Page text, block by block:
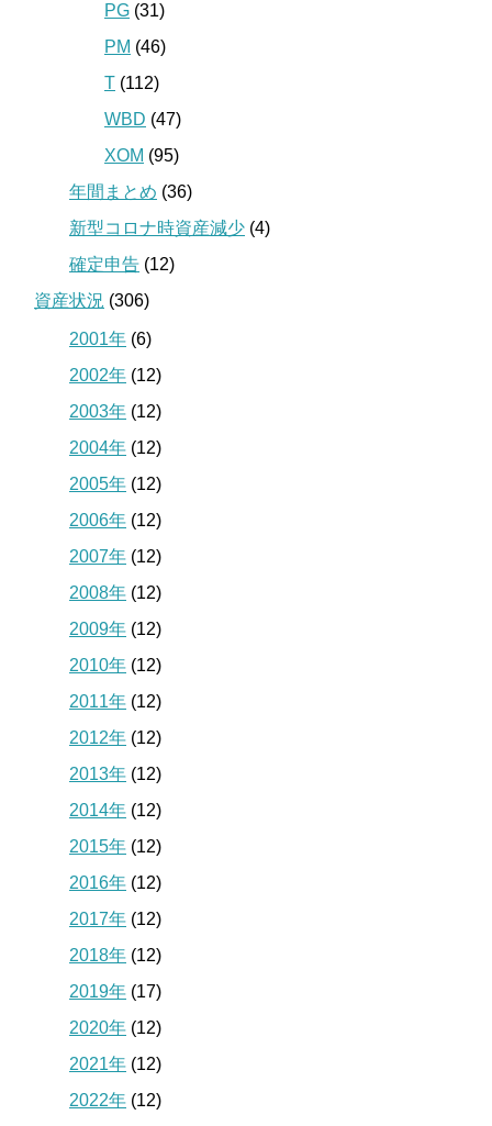
PG (31)
PM (46)
T (112)
WBD (47)
XOM (95)
年間まとめ (36)
新型コロナ時資産減少 (4)
確定申告 (12)
資産状況 (306)
2001年 (6)
2002年 (12)
2003年 (12)
2004年 (12)
2005年 (12)
2006年 (12)
2007年 (12)
2008年 (12)
2009年 (12)
2010年 (12)
2011年 (12)
2012年 (12)
2013年 (12)
2014年 (12)
2015年 (12)
2016年 (12)
2017年 (12)
2018年 (12)
2019年 (17)
2020年 (12)
2021年 (12)
2022年 (12)